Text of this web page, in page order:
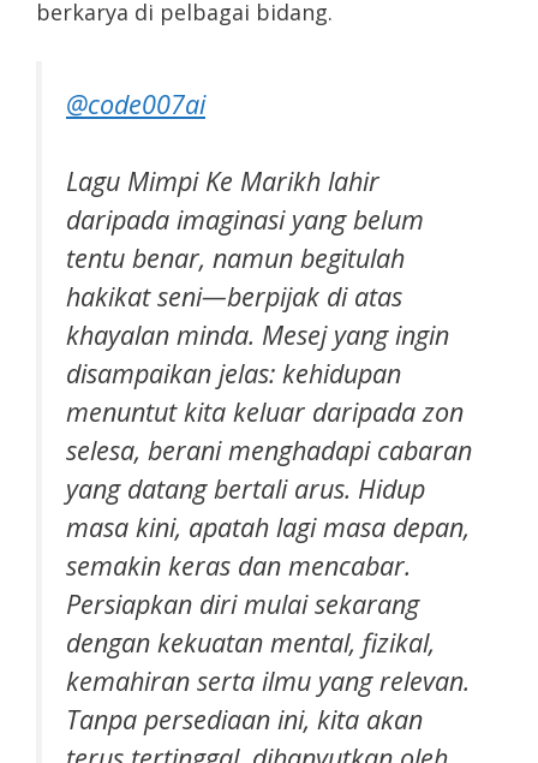
berkarya di pelbagai bidang.
@code007ai
Lagu Mimpi Ke Marikh lahir
daripada imaginasi yang belum
tentu benar, namun begitulah
hakikat seni—berpijak di atas
khayalan minda. Mesej yang ingin
disampaikan jelas: kehidupan
menuntut kita keluar daripada zon
selesa, berani menghadapi cabaran
yang datang bertali arus. Hidup
masa kini, apatah lagi masa depan,
semakin keras dan mencabar.
Persiapkan diri mulai sekarang
dengan kekuatan mental, fizikal,
kemahiran serta ilmu yang relevan.
Tanpa persediaan ini, kita akan